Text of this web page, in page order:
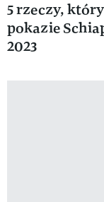
5 rzeczy,
pokazie
2023